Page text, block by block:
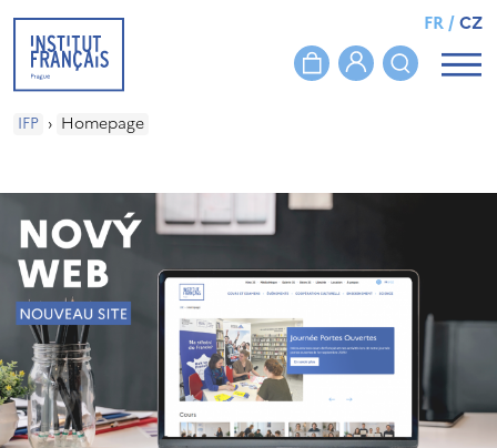
FR/CZ
IFP › Homepage